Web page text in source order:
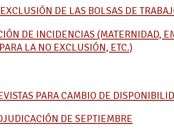
DE LAS BOLSAS DE
DE INCIDENCIAS (MATERNIDAD,
LA NO EXCLUSIÓN, ETC.)
PARA CAMBIO DE
DE SEPTIEMBRE